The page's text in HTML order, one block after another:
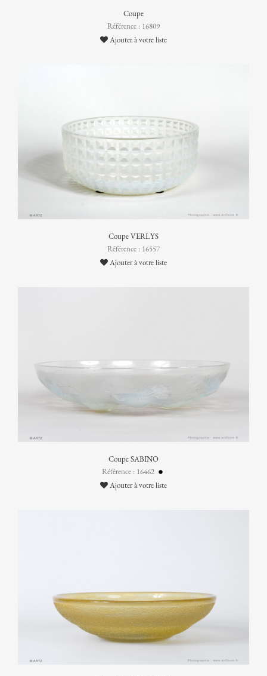
Coupe
Référence : 16809
Ajouter à votre liste
Coupe VERLYS
Référence : 16557
Ajouter à votre liste
Coupe SABINO
Référence : 16462
Ajouter à votre liste